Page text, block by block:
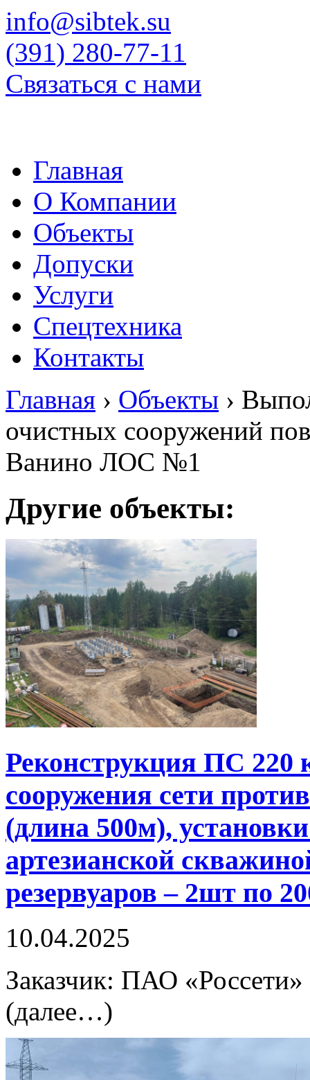
info@sibtek.su
(391) 280-77-11
Связаться с нами
Главная
О Компании
Объекты
Допуски
Услуги
Спецтехника
Контакты
Главная › Объекты ›
очистных сооружений
Ванино ЛОС №1
Другие объекты:
Реконструкция ПС 220
сооружения сети
(длина 500м),
артезианской
резервуаров – 2шт по
10.04.2025
Заказчик: ПАО
(далее…)